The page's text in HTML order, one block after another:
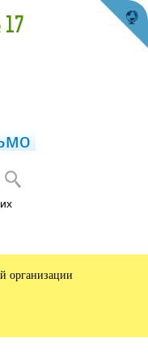
организации